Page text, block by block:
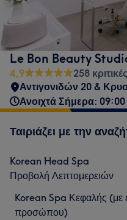
Le Bon Beauty
4,9
258 κριτικές
Αντιγονιδών 20 &
Ανοιχτά Σήμερα:
Ταιριάζει με την
Korean Head Spa
Προβολή Λεπτομερειών
Korean Spa Κεφαλής (με
προσώπου)